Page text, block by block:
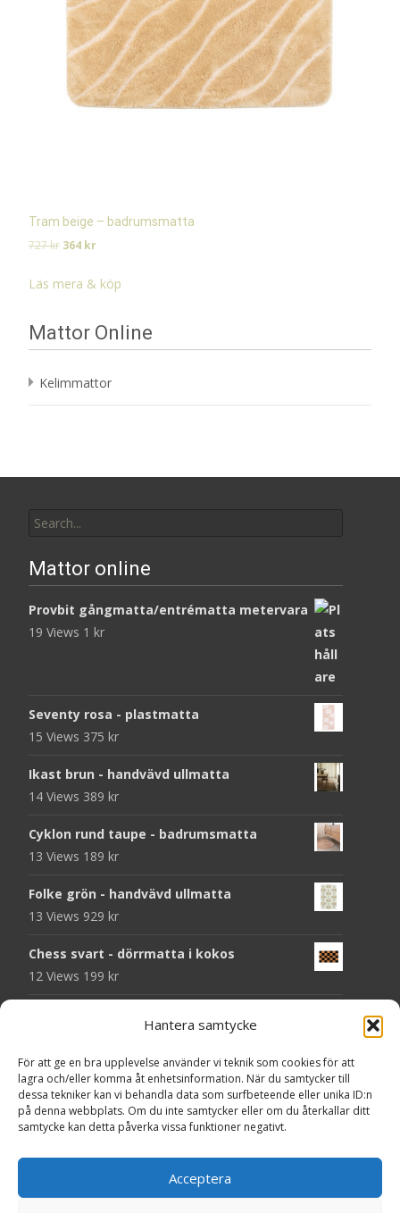
Hantera samtycke
För att ge en bra upplevelse använder vi teknik som cookies för att
lagra och/eller komma åt enhetsinformation. När du samtycker till
dessa tekniker kan vi behandla data som surfbeteende eller unika ID:n
på denna webbplats. Om du inte samtycker eller om du återkallar ditt
samtycke kan detta påverka vissa funktioner negativt.
Acceptera
Tram beige – badrumsmatta
727kr Det
priset
364 kr
priset
Läs mera & köp
Mattor Online
Kelimmattor
for:
Mattor online
Provbit gångmatta/entrématta metervara
19 Views 1 kr
Seventy rosa - plastmatta
15 Views 375 kr
Ikast brun - handvävd ullmatta
14 Views 389 kr
Cyklon rund taupe - badrumsmatta
13 Views 189 kr
Folke grön - handvävd ullmatta
13 Views 929 kr
Chess svart - dörrmatta i kokos
12 Views 199 kr
Välkommen - dörrmatta i kokos
11 Views199kr
Seventy beige - plastmatta
11 Views375kr